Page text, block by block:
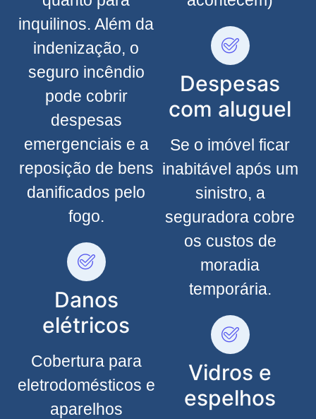
inquilinos. Além da
indenização, o
seguro incêndio
pode cobrir
despesas
emergenciais e a
reposição de bens
danificados pelo
fogo.
Danos
elétricos
Cobertura para
eletrodomésticos e
aparelhos
Despesas
com aluguel
Se o imóvel ficar
inabitável após um
sinistro, a
seguradora cobre
os custos de
moradia
temporária.
Vidros e
espelhos